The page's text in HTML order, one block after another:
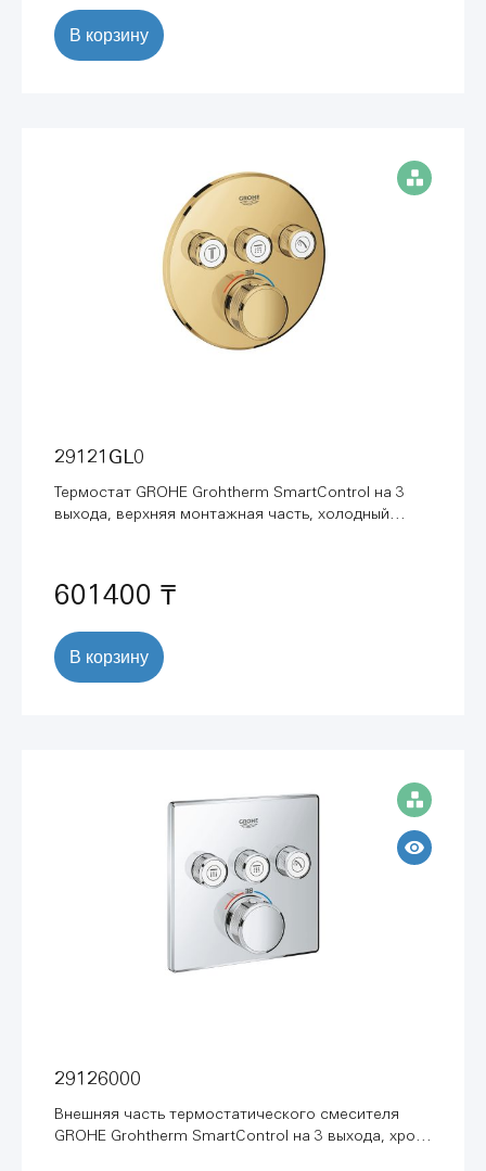
В корзину
29121GL0
Термостат GROHE Grohtherm SmartControl на 3
выхода, верхняя монтажная часть, холодный
601400 ₸
В корзину
29126000
Внешняя часть термостатического смесителя
GROHE Grohtherm SmartControl на 3 выхода, хром